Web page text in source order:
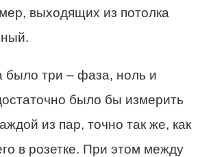
выходящих из потолка
было три – фаза, ноль и
было бы измерить
из пар, точно так же, как
в розетке. При этом между